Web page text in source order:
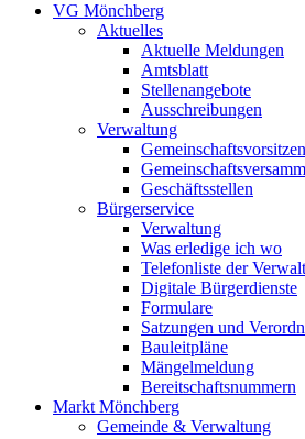
VG Mönchberg
Aktuelles
Aktuelle Meldungen
Amtsblatt
Stellenangebote
Ausschreibungen
Verwaltung
Geschäftsstellen
Bürgerservice
Verwaltung
Was erledige ich wo
Telefonliste der
Digitale Bürgerdienste
Formulare
Satzungen und
Bauleitpläne
Mängelmeldung
Bereitschaftsnummern
Markt Mönchberg
Gemeinde & Verwaltung